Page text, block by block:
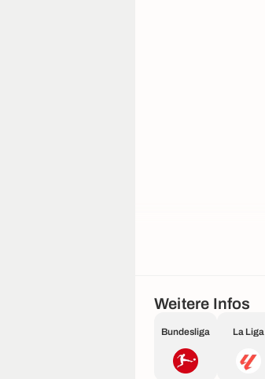
Weitere Infos
Bundesliga La Liga